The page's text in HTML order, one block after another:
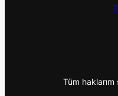
Tüm haklarım